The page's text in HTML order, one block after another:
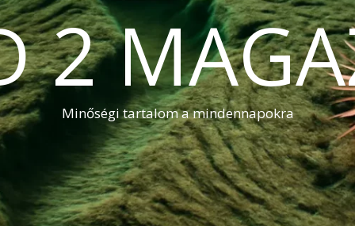
2
Minőségi tartalom a mindennapokra